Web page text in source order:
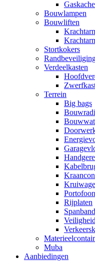
Bouwlampen
Bouwliften
Stortkokers
Verdeelkasten
Terrein
Big bags
Rijplaten
Muba
Aanbiedingen